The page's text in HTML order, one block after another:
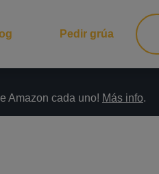
Amazon cada uno! Más info.
Pedir grúa